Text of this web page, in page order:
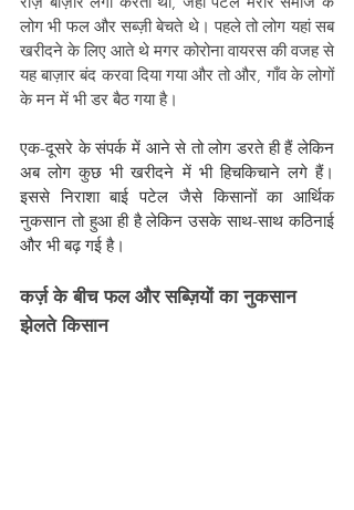
लोग भी फल और सब्ज़ी बेचते थे। पहले तो लोग यहां सब
खरीदने के लिए आते थे मगर कोरोना वायरस की वजह से
यह बाज़ार बंद करवा दिया गया और तो और, गाँव के लोगों
के मन में भी डर बैठ गया है।
एक-दूसरे के संपर्क में आने से तो लोग डरते ही हैं लेकिन
अब लोग कुछ भी खरीदने में भी हिचकिचाने लगे हैं।
इससे निराशा बाई पटेल जैसे किसानों का आर्थिक
नुकसान तो हुआ ही है लेकिन उसके साथ-साथ कठिनाई
और भी बढ़ गई है।
कर्ज़ के बीच फल और सब्ज़ियों का नुकसान
झेलते किसान